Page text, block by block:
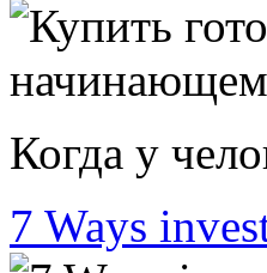
Когда у
7 Ways